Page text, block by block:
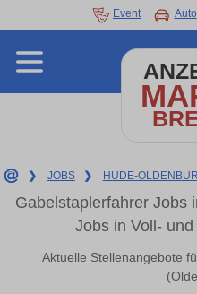
Event Auto
❯ JOBS ❯ HUDE-
Gabelstaplerfahrer Jobs
Jobs in Voll-
Aktuelle Stellenangebote